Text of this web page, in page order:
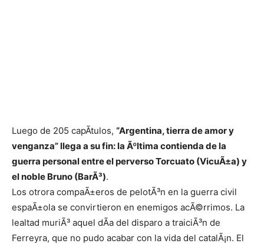
Luego de 205 capÃ­tulos, “Argentina, tierra de amor y
venganza” llega a su fin: la Ãºltima contienda de la
guerra personal entre el perverso Torcuato (VicuÃ±a) y
el noble Bruno (BarÃ³).
Los otrora compaÃ±eros de pelotÃ³n en la guerra civil
espaÃ±ola se convirtieron en enemigos acÃ©rrimos. La
lealtad muriÃ³ aquel dÃ­a del disparo a traiciÃ³n de
Ferreyra, que no pudo acabar con la vida del catalÃ¡n. El